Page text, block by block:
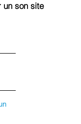
un son site